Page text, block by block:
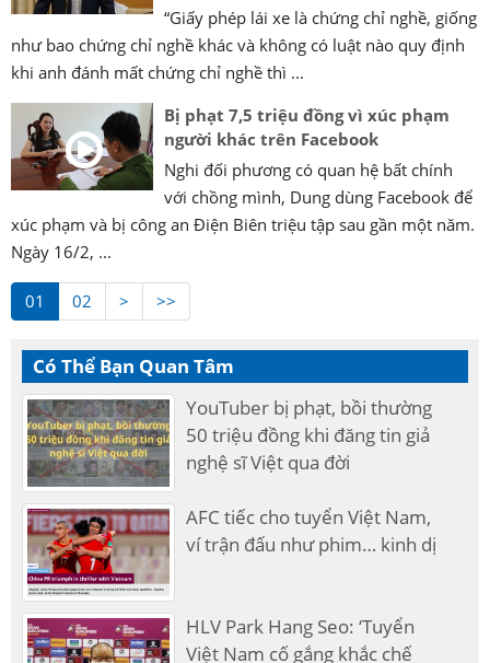
“Giấy phép lái xe là chứng chỉ nghề, giống
như bao chứng chỉ nghề khác và không có luật nào quy định
khi anh đánh mất chứng chỉ nghề thì ...
Bị phạt 7,5 triệu đồng vì xúc phạm
người khác trên Facebook
Nghi đối phương có quan hệ bất chính
với chồng mình, Dung dùng Facebook để
xúc phạm và bị công an Điện Biên triệu tập sau gần một năm.
Ngày 16/2, ...
01 02 > >>
Có Thể Bạn Quan Tâm
YouTuber bị phạt, bồi thường
50 triệu đồng khi đăng tin giả
nghệ sĩ Việt qua đời
AFC tiếc cho tuyển Việt Nam,
ví trận đấu như phim… kinh dị
HLV Park Hang Seo: ‘Tuyển
Việt Nam cố gắng khắc chế